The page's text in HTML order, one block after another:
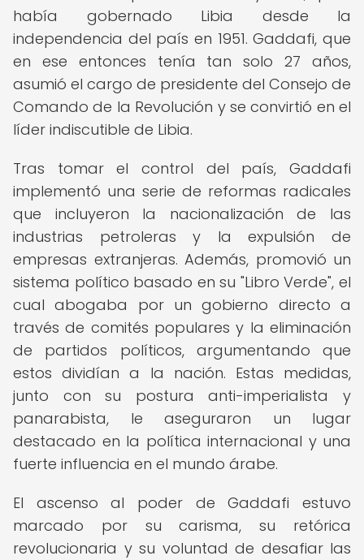
había gobernado Libia desde la
independencia del país en 1951. Gaddafi, que
en ese entonces tenía tan solo 27 años,
asumió el cargo de presidente del Consejo de
Comando de la Revolución y se convirtió en el
líder indiscutible de Libia.
Tras tomar el control del país, Gaddafi
implementó una serie de reformas radicales
que incluyeron la nacionalización de las
industrias petroleras y la expulsión de
empresas extranjeras. Además, promovió un
sistema político basado en su "Libro Verde", el
cual abogaba por un gobierno directo a
través de comités populares y la eliminación
de partidos políticos, argumentando que
estos dividían a la nación. Estas medidas,
junto con su postura anti-imperialista y
panarabista, le aseguraron un lugar
destacado en la política internacional y una
fuerte influencia en el mundo árabe.
El ascenso al poder de Gaddafi estuvo
marcado por su carisma, su retórica
revolucionaria y su voluntad de desafiar las